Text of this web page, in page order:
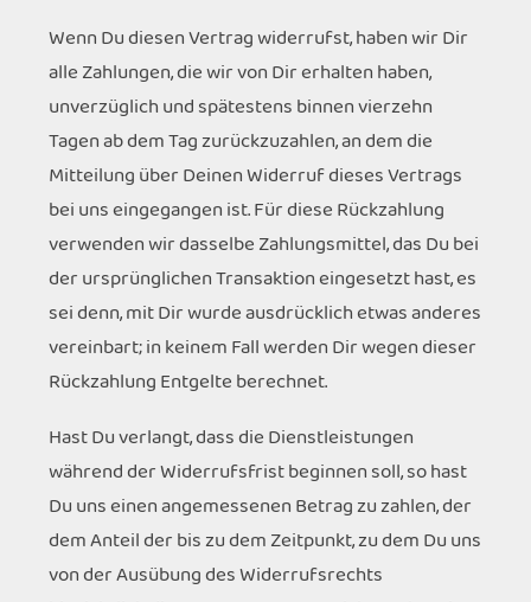
Wenn Du diesen Vertrag widerrufst, haben wir Dir
alle Zahlungen, die wir von Dir erhalten haben,
unverzüglich und spätestens binnen vierzehn
Tagen ab dem Tag zurückzuzahlen, an dem die
Mitteilung über Deinen Widerruf dieses Vertrags
bei uns eingegangen ist. Für diese Rückzahlung
verwenden wir dasselbe Zahlungsmittel, das Du bei
der ursprünglichen Transaktion eingesetzt hast, es
sei denn, mit Dir wurde ausdrücklich etwas anderes
vereinbart; in keinem Fall werden Dir wegen dieser
Rückzahlung Entgelte berechnet.
Hast Du verlangt, dass die Dienstleistungen
während der Widerrufsfrist beginnen soll, so hast
Du uns einen angemessenen Betrag zu zahlen, der
dem Anteil der bis zu dem Zeitpunkt, zu dem Du uns
von der Ausübung des Widerrufsrechts